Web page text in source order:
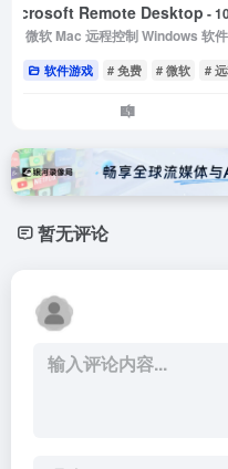
Microsoft Remote Desktop -
微软 Mac 远程控制 Windows 软件
软件游戏 # 免费 # 微软 # 远
暂无评论